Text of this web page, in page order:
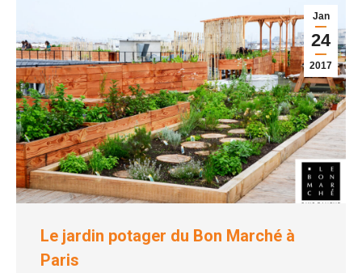
Jan
24
2017
Le jardin potager du Bon Marché à
Paris